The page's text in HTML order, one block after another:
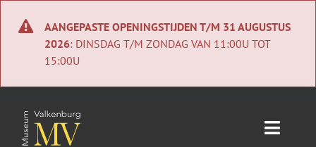
naar
AANGEPASTE OPENINGSTIJDEN T/M 31 AUGUSTUS
2026: DINSDAG T/M ZONDAG VAN 11:00U TOT
15:00U
Toggle